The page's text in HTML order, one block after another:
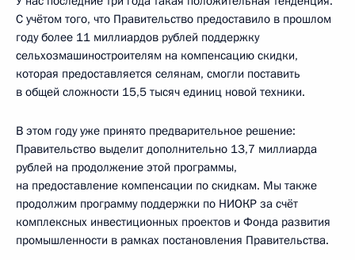
С учётом того, что Правительство предоставило в прошлом
году более 11 миллиардов рублей поддержку
сельхозмашиностроителям на компенсацию скидки,
которая предоставляется селянам, смогли поставить
в общей сложности 15,5 тысяч единиц новой техники.
В этом году уже принято предварительное решение:
Правительство выделит дополнительно 13,7 миллиарда
рублей на продолжение этой программы,
на предоставление компенсации по скидкам. Мы также
продолжим программу поддержки по НИОКР за счёт
комплексных инвестиционных проектов и Фонда развития
промышленности в рамках постановления Правительства.